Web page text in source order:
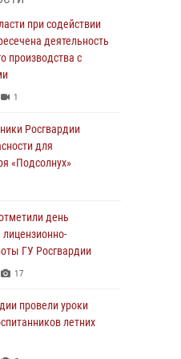
содействии СОБР
1
приняли участие в
7 1
ОМОН Росгвардии
5
Росгвардии
при содействии
деятельность
производства с
1
Росгвардии
для
«Подсолнух»
день
ГУ Росгвардии
17
провели уроки
летних